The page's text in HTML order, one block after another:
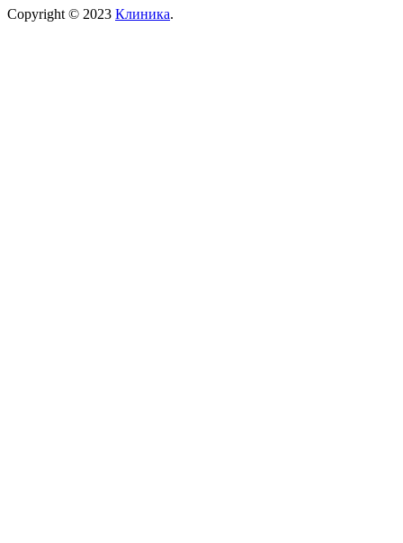
Copyright © 2023 Клиника.